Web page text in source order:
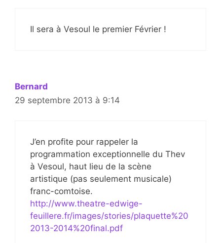
Il sera à Vesoul le premier Février !
Bernard
29 septembre 2013 à 9:14
J’en profite pour rappeler la
programmation exceptionnelle du Thev
à Vesoul, haut lieu de la scène
artistique (pas seulement musicale)
franc-comtoise.
http://www.theatre-edwige-
feuillere.fr/images/stories/plaquette%20
2013-2014%20final.pdf